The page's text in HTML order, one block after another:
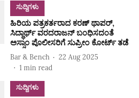
ಸುದ್ದಿಗಳು
ಹಿರಿಯ ಪತ್ರಕರ್ತರಾದ ಕರಣ್ ಥಾಪರ್,
ಸಿದ್ಧಾರ್ಥ್ ವರದರಾಜನ್ ಬಂಧಿಸದಂತೆ
ಅಸ್ಸಾಂ ಪೊಲೀಸರಿಗೆ ಸುಪ್ರೀಂ ಕೋರ್ಟ್ ತಡೆ
Bar & Bench
22 Aug 2025
1 min read
ಸುದ್ದಿಗಳು